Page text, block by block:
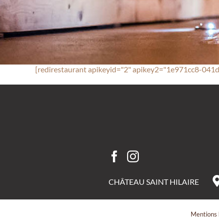
[redirestaurant apikeyid="2" apikey2="1e971cc8-
CHÂTEAU SAINT HILAIRE
Mentions